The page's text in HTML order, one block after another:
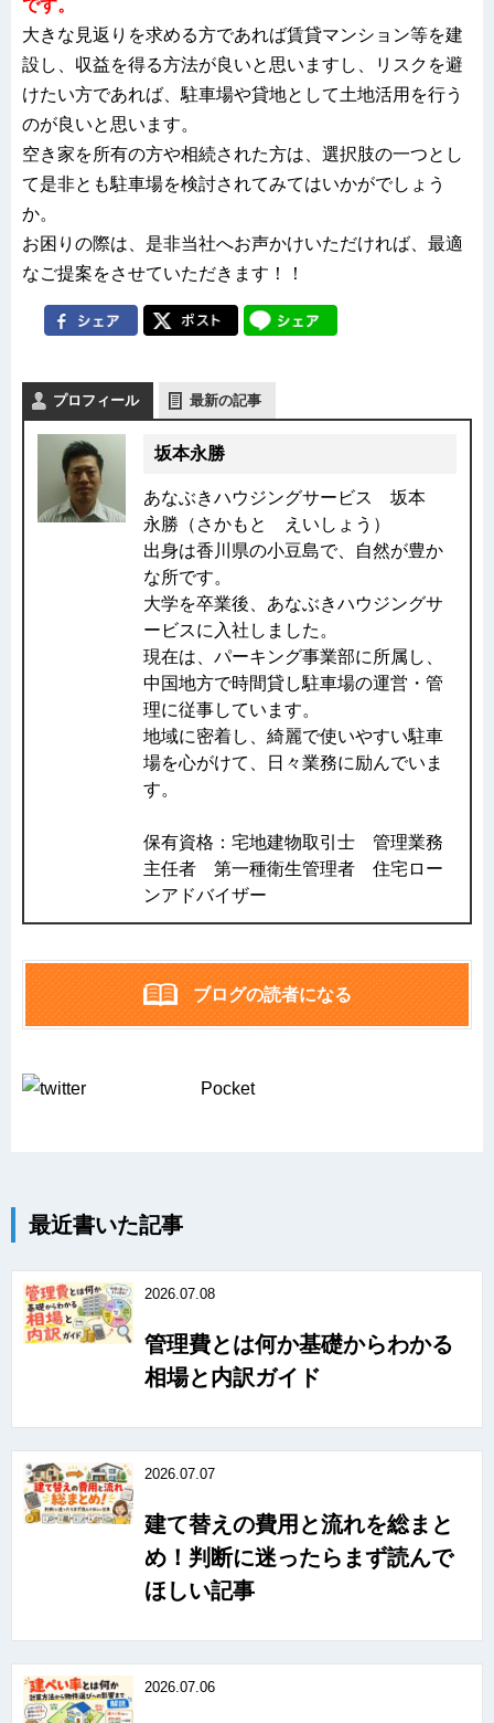
です。
大きな見返りを求める方であれば賃貸マンション等を建
設し、収益を得る方法が良いと思いますし、リスクを避
けたい方であれば、駐車場や貸地として土地活用を行う
のが良いと思います。
空き家を所有の方や相続された方は、選択肢の一つとし
て是非とも駐車場を検討されてみてはいかがでしょう
か。
お困りの際は、是非当社へお声かけいただければ、最適
なご提案をさせていただきます！！
プロフィール 最新の記事
坂本永勝
あなぶきハウジングサービス 坂本
永勝（さかもと えいしょう）
出身は香川県の小豆島で、自然が豊か
な所です。
大学を卒業後、あなぶきハウジングサ
ービスに入社しました。
現在は、パーキング事業部に所属し、
中国地方で時間貸し駐車場の運営・管
理に従事しています。
地域に密着し、綺麗で使いやすい駐車
場を心がけて、日々業務に励んでいま
す。
保有資格：宅地建物取引士 管理業務
主任者 第一種衛生管理者 住宅ロー
ンアドバイザー
ブログの読者になる
Pocket
最近書いた記事
2026.07.08
管理費とは何か基礎からわかる
相場と内訳ガイド
2026.07.07
建て替えの費用と流れを総まと
め！判断に迷ったらまず読んで
ほしい記事
2026.07.06